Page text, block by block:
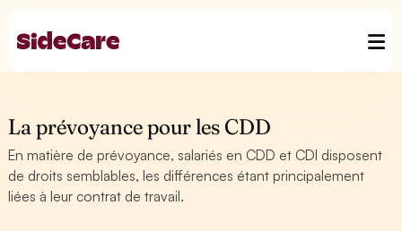
La prévoyance pour les CDD
En matière de prévoyance, salariés en CDD et CDI disposent
de droits semblables, les différences étant principalement
liées à leur contrat de travail.